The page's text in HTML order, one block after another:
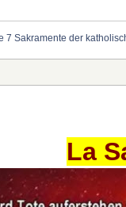
7 Sakramente der
La